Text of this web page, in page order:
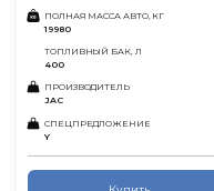
ПОЛНАЯ МАССА АВТО, КГ
19980
ТОПЛИВНЫЙ БАК, Л
400
ПРОИЗВОДИТЕЛЬ
JAC
СПЕЦПРЕДЛОЖЕНИЕ
Y